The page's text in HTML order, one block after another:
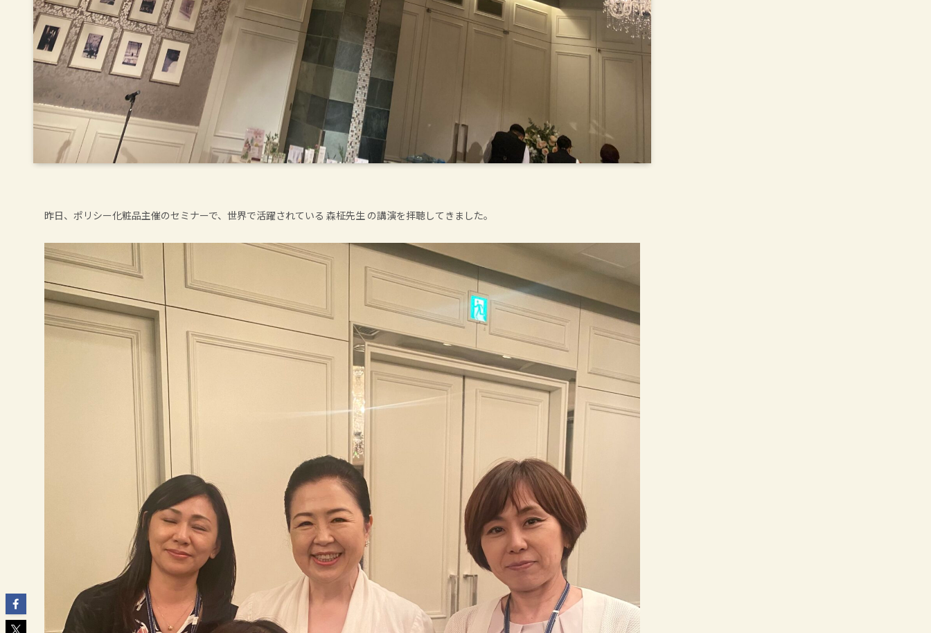
昨日、ポリシー化粧品主催のセミナーで、世界で活躍されている 森柾先生 の講演を拝聴してきました。